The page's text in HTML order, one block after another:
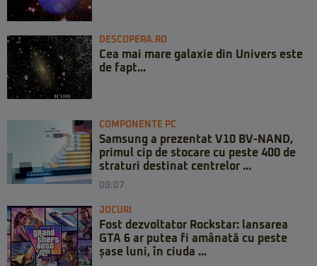
DESCOPERA.RO
Cea mai mare galaxie din Univers este
de fapt...
COMPONENTE PC
Samsung a prezentat V10 BV-NAND,
primul cip de stocare cu peste 400 de
straturi destinat centrelor ...
00:07
JOCURI
Fost dezvoltator Rockstar: lansarea
GTA 6 ar putea fi amânată cu peste
șase luni, în ciuda ...